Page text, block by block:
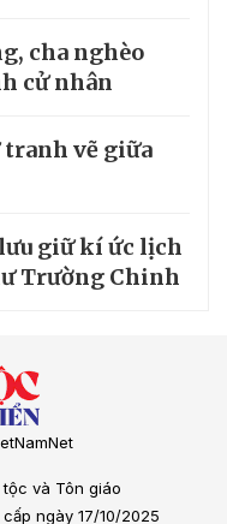
cha nghèo
cử nhân
tranh vẽ giữa
giữ kí ức lịch
Trường Chinh
và Tôn giáo
ngày 17/10/2025